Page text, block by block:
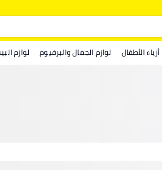
أزياء الأطفال لوازم الجمال والبرفيوم لوازم